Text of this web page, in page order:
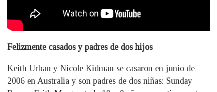
Felizmente casados y padres de dos hijos
Keith Urban y Nicole Kidman se casaron en junio de
2006 en Australia y son padres de dos niñas: Sunday